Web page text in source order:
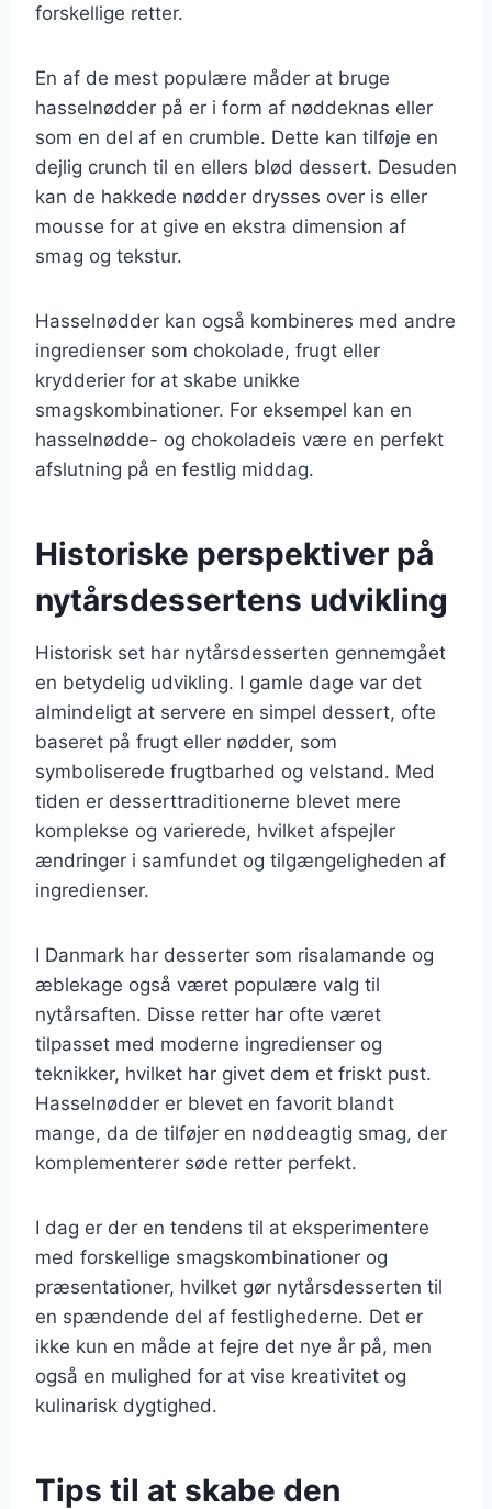
forskellige retter.
En af de mest populære måder at bruge
hasselnødder på er i form af nøddeknas eller
som en del af en crumble. Dette kan tilføje en
dejlig crunch til en ellers blød dessert. Desuden
kan de hakkede nødder drysses over is eller
mousse for at give en ekstra dimension af
smag og tekstur.
Hasselnødder kan også kombineres med andre
ingredienser som chokolade, frugt eller
krydderier for at skabe unikke
smagskombinationer. For eksempel kan en
hasselnødde- og chokoladeis være en perfekt
afslutning på en festlig middag.
Historiske perspektiver på
nytårsdessertens udvikling
Historisk set har nytårsdesserten gennemgået
en betydelig udvikling. I gamle dage var det
almindeligt at servere en simpel dessert, ofte
baseret på frugt eller nødder, som
symboliserede frugtbarhed og velstand. Med
tiden er desserttraditionerne blevet mere
komplekse og varierede, hvilket afspejler
ændringer i samfundet og tilgængeligheden af
ingredienser.
I Danmark har desserter som risalamande og
æblekage også været populære valg til
nytårsaften. Disse retter har ofte været
tilpasset med moderne ingredienser og
teknikker, hvilket har givet dem et friskt pust.
Hasselnødder er blevet en favorit blandt
mange, da de tilføjer en nøddeagtig smag, der
komplementerer søde retter perfekt.
I dag er der en tendens til at eksperimentere
med forskellige smagskombinationer og
præsentationer, hvilket gør nytårsdesserten til
en spændende del af festlighederne. Det er
ikke kun en måde at fejre det nye år på, men
også en mulighed for at vise kreativitet og
kulinarisk dygtighed.
Tips til at skabe den